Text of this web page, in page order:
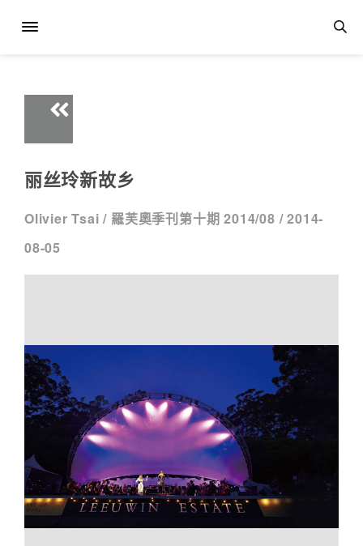
丽丝玲新故乡
Olivier Tsai / 羅芙奧季刊第十期 2014/08 /2014-
08-05